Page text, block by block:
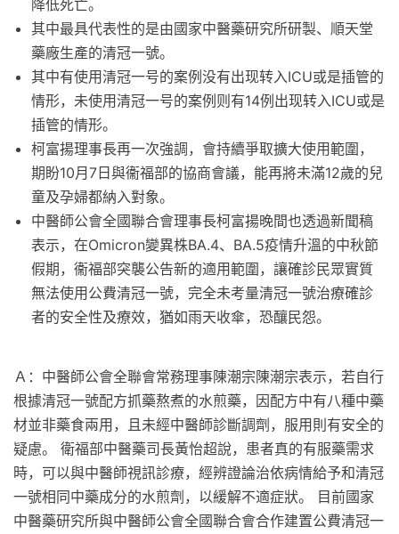
降低死亡。
其中最具代表性的是由國家中醫藥研究所研製、順天堂
藥廠生產的清冠一號。
其中有使用清冠一号的案例没有出现转入ICU或是插管的
情形，未使用清冠一号的案例则有14例出现转入ICU或是
插管的情形。
柯富揚理事長再一次強調，會持續爭取擴大使用範圍，
期盼10月7日與衞福部的協商會議，能再將未滿12歲的兒
童及孕婦都納入對象。
中醫師公會全國聯合會理事長柯富揚晚間也透過新聞稿
表示，在Omicron變異株BA.4、BA.5疫情升溫的中秋節
假期，衞福部突襲公告新的適用範圍，讓確診民眾實質
無法使用公費清冠一號，完全未考量清冠一號治療確診
者的安全性及療效，猶如雨天收傘，恐釀民怨。
Ａ：中醫師公會全聯會常務理事陳潮宗陳潮宗表示，若自行
根據清冠一號配方抓藥熬煮的水煎藥，因配方中有八種中藥
材並非藥食兩用，且未經中醫師診斷調劑，服用則有安全的
疑慮。 衛福部中醫藥司長黃怡超說，患者真的有服藥需求
時，可以與中醫師視訊診療，經辨證論治依病情給予和清冠
一號相同中藥成分的水煎劑，以緩解不適症狀。 目前國家
中醫藥研究所與中醫師公會全國聯合會合作建置公費清冠一